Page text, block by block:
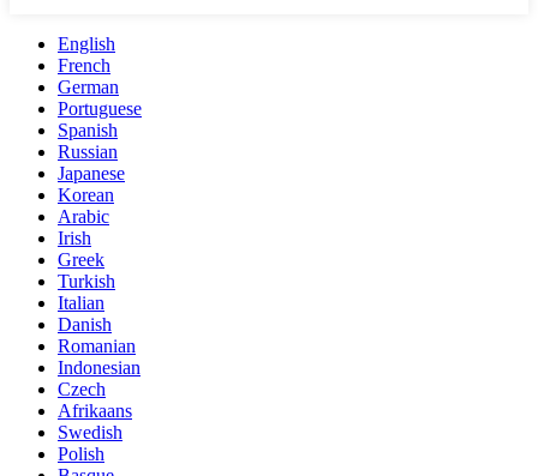
English
French
German
Portuguese
Spanish
Russian
Japanese
Korean
Arabic
Irish
Greek
Turkish
Italian
Danish
Romanian
Indonesian
Czech
Afrikaans
Swedish
Polish